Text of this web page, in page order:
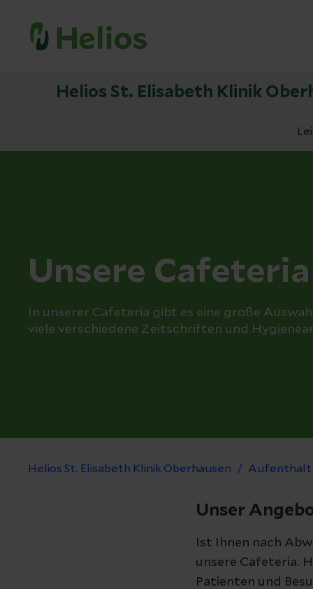
Helios St. Elisabeth Klinik
Unsere Cafeteria
In unserer Cafeteria gibt es eine große
viele verschiedene Zeitschriften und
Helios St. Elisabeth Klinik Oberhausen Aufenthalt
Unser
Ist Ihnen nach
unsere Cafeteria.
Patienten und